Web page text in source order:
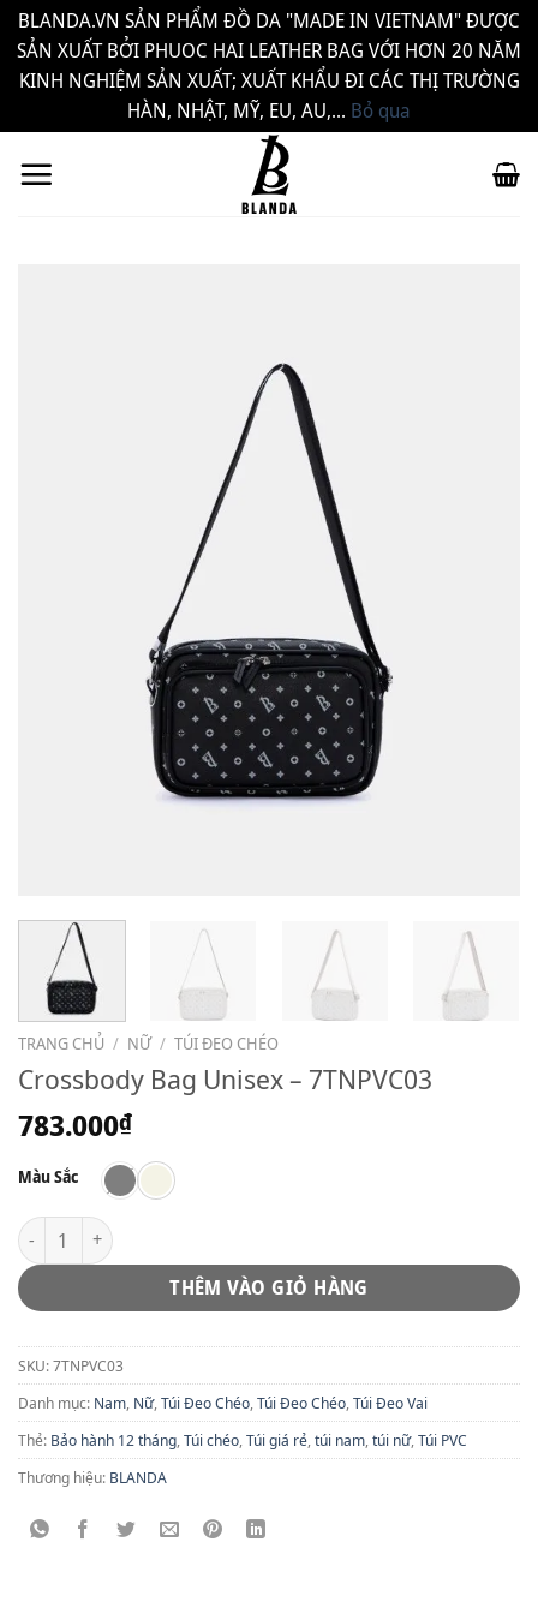
BLANDA.VN SẢN PHẨM ĐỒ DA "MADE IN VIETNAM" ĐƯỢC
SẢN XUẤT BỞI PHUOC HAI LEATHER BAG VỚI HƠN 20 NĂM
KINH NGHIỆM SẢN XUẤT; XUẤT KHẨU ĐI CÁC THỊ TRƯỜNG
HÀN, NHẬT, MỸ, EU, AU,... Bỏ qua
qua
TRANG CHỦ / NỮ / TÚI ĐEO CHÉO
Crossbody Bag Unisex – 7TNPVC03
783.000₫
Màu Sắc
Crossbody Bag Unisex - 7TNPVC03 số lượng
THÊM VÀO GIỎ HÀNG
SKU:7TNPVC03
Danh mục: Nam, Nữ,Túi Đeo Chéo,Túi Đeo Chéo,Túi Đeo Vai
Thẻ: Bảo hành 12 tháng,Túi chéo,Túi giá rẻ,túi nam,túi nữ,Túi PVC
Thương hiệu: BLANDA